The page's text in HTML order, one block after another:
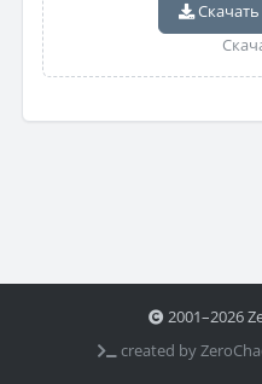
2001–2026
created by